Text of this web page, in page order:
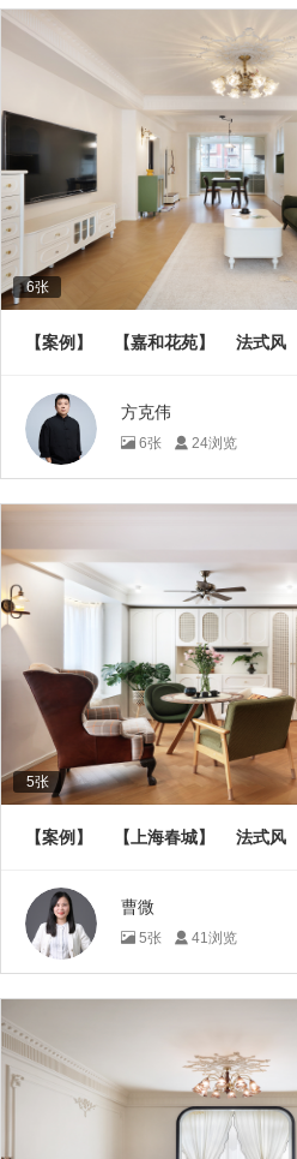
6张
【案例】 【嘉和花苑】 法式风
方克伟
6张 24浏览
5张
【案例】 【上海春城】 法式风
曹微
5张 41浏览